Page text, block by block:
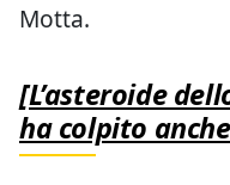
Motta.
[L’asteroide
ha colpito